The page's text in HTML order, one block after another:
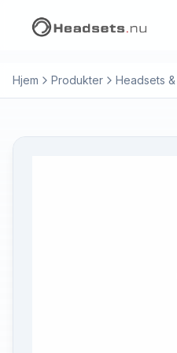
Hjem Produkter Headsets